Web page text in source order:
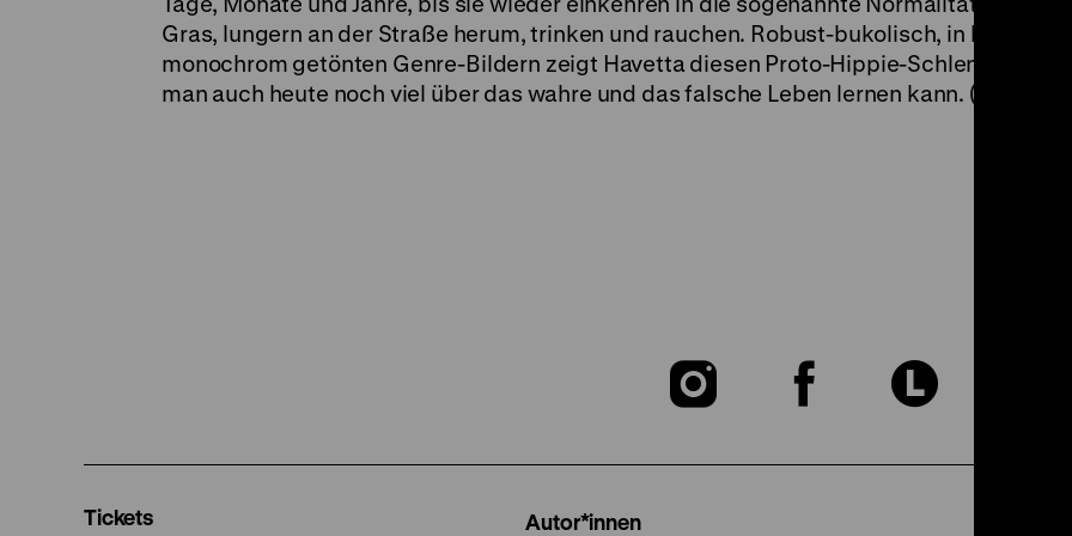
Gras, lungern an der Straße herum, trinken und rauchen. Robust-bukolisch, in lieblich
monochrom getönten Genre-Bildern zeigt Havetta diesen Proto-Hippie-Schlendrian,
man auch heute noch viel über das wahre und das falsche Leben lernen kann. (om)
Zu
Zu
Zu
Tickets Autor*innen